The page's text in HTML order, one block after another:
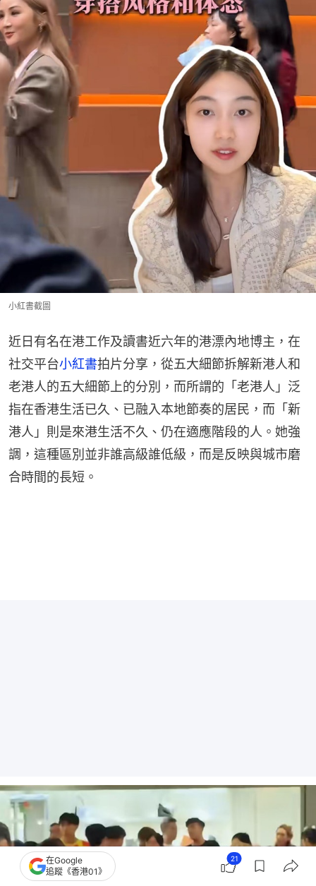
小紅書截圖
近日有名在港工作及讀書近六年的港漂內地博主，在
社交平台小紅書拍片分享，從五大細節拆解新港人和
老港人的五大細節上的分別，而所謂的「老港人」泛
指在香港生活已久、已融入本地節奏的居民，而「新
港人」則是來港生活不久、仍在適應階段的人。她強
調，這種區別並非誰高級誰低級，而是反映與城市磨
合時間的長短。
在Google
追蹤《香港01》
21